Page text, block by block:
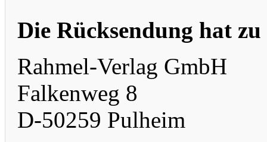
Die Rücksendung hat
Rahmel-Verlag GmbH
Falkenweg 8
D-50259 Pulheim